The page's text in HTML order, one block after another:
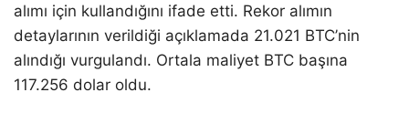
alımı için kullandığını ifade etti. Rekor alımın
detaylarının verildiği açıklamada 21.021 BTC’nin
alındığı vurgulandı. Ortala maliyet BTC başına
117.256 dolar oldu.